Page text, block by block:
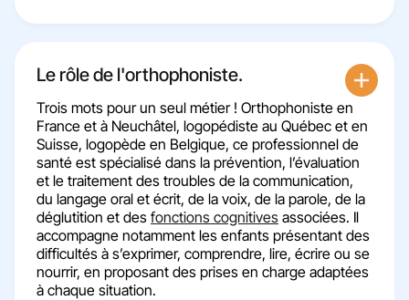
Le rôle de l'orthophoniste.
Trois mots pour un seul métier ! Orthophoniste en
France et à Neuchâtel, logopédiste au Québec et en
Suisse, logopède en Belgique, ce professionnel de
santé est spécialisé dans la prévention, l’évaluation
et le traitement des troubles de la communication,
du langage oral et écrit, de la voix, de la parole, de la
déglutition et des fonctions cognitives associées. Il
accompagne notamment les enfants présentant des
difficultés à s’exprimer, comprendre, lire, écrire ou se
nourrir, en proposant des prises en charge adaptées
à chaque situation.